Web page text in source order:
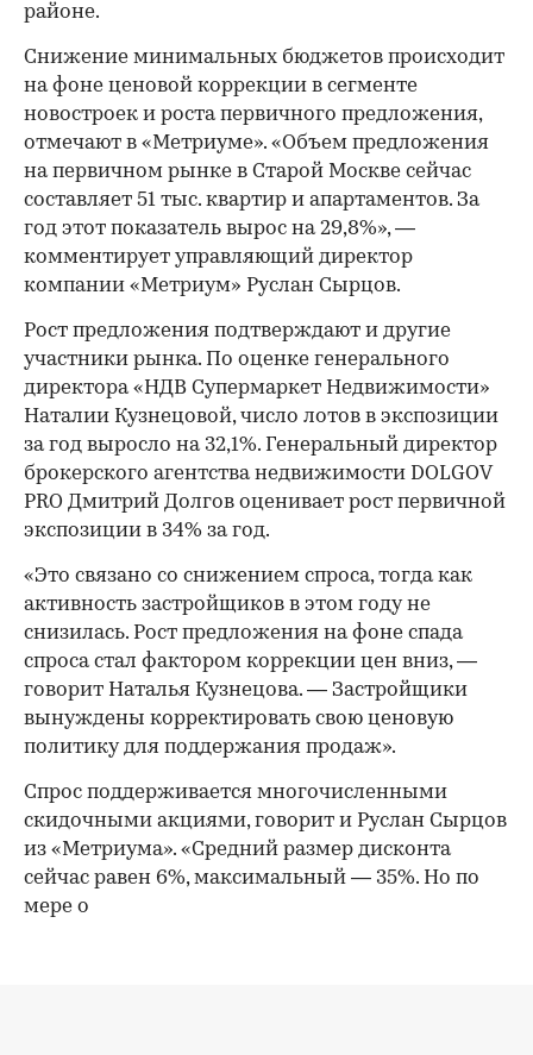
районе.
Снижение минимальных бюджетов происходит
на фоне ценовой коррекции в сегменте
новостроек и роста первичного предложения,
отмечают в «Метриуме». «Объем предложения
на первичном рынке в Старой Москве сейчас
составляет 51 тыс. квартир и апартаментов. За
год этот показатель вырос на 29,8%», —
комментирует управляющий директор
компании «Метриум» Руслан Сырцов.
Рост предложения подтверждают и другие
участники рынка. По оценке генерального
директора «НДВ Супермаркет Недвижимости»
Наталии Кузнецовой, число лотов в экспозиции
за год выросло на 32,1%. Генеральный директор
брокерского агентства недвижимости DOLGOV
PRO Дмитрий Долгов оценивает рост первичной
экспозиции в 34% за год.
«Это связано со снижением спроса, тогда как
активность застройщиков в этом году не
снизилась. Рост предложения на фоне спада
спроса стал фактором коррекции цен вниз, —
говорит Наталья Кузнецова. — Застройщики
вынуждены корректировать свою ценовую
политику для поддержания продаж».
Спрос поддерживается многочисленными
скидочными акциями, говорит и Руслан Сырцов
из «Метриума». «Средний размер дисконта
сейчас равен 6%, максимальный — 35%. Но по
мере о